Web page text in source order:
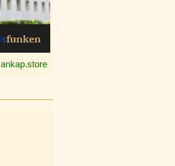
ankap.store